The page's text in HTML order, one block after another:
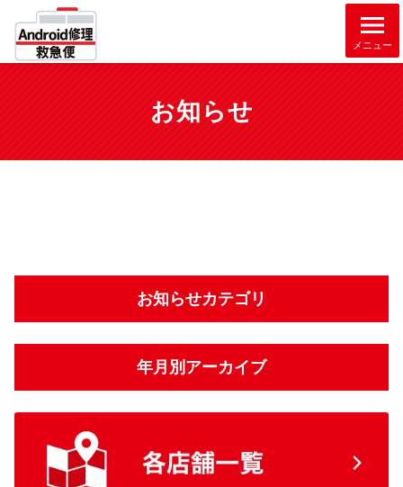
メニュー
お知らせ
お知らせカテゴリ
年月別アーカイブ